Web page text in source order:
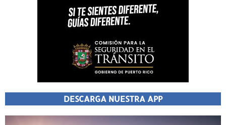
DESCARGA NUESTRA APP